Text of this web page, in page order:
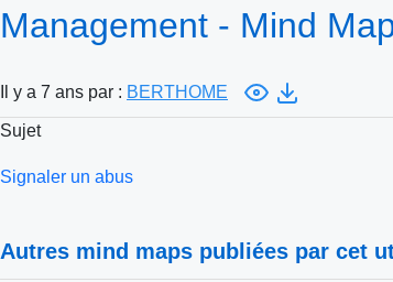
Management - Mind
Il y a 7 ans par : BERTHOME
Sujet
Signaler un abus
Autres mind maps publiées par cet